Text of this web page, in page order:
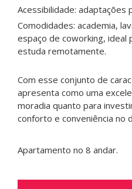
Acessibilidade: adaptações
Comodidades: academia,
espaço de coworking, ideal
estuda remotamente.
Com esse conjunto de
apresenta como uma
moradia quanto para
conforto e conveniência no
Apartamento no 8 andar.